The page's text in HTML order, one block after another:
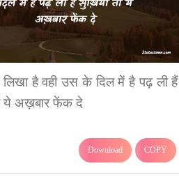
लिखा है वही उस के दिल में है पढ़ ली हैं
ये अख़बार फेंक दे
Download COPY